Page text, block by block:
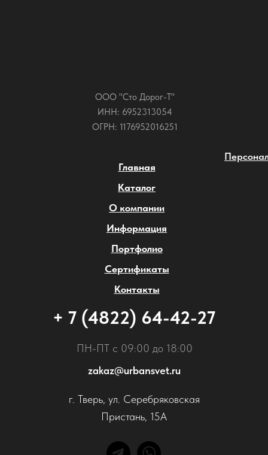
ООО "Сто Дорог-Т"
ИНН: 6952313054
ОГРН: 1176952016251
Главная
Каталог
О компании
Информация
Портфолио
Сертификаты
Контакты
ПН-ПТ с 09:00 до 18:00
г. Тверь, ул. Серебряковская
Пристань, 15А
+ 7 (4822) 64-42-27
zakaz@urbansvet.ru